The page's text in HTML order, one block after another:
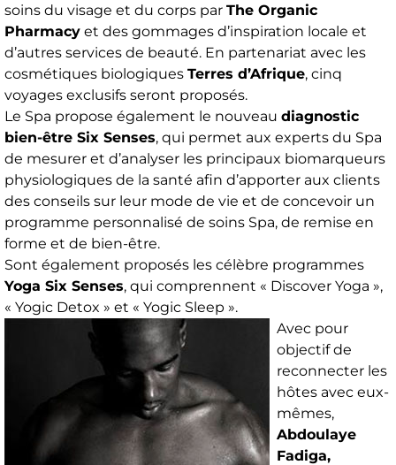
soins du visage et du corps par The Organic
Pharmacy et des gommages d’inspiration locale et
d’autres services de beauté. En partenariat avec les
cosmétiques biologiques Terres d’Afrique, cinq
voyages exclusifs seront proposés.
Le Spa propose également le nouveau diagnostic
bien-être Six Senses, qui permet aux experts du Spa
de mesurer et d’analyser les principaux biomarqueurs
physiologiques de la santé afin d’apporter aux clients
des conseils sur leur mode de vie et de concevoir un
programme personnalisé de soins Spa, de remise en
forme et de bien-être.
Sont également proposés les célèbre programmes
Yoga Six Senses, qui comprennent « Discover Yoga »,
« Yogic Detox » et « Yogic Sleep ».
Avec pour
objectif de
reconnecter les
hôtes avec eux-
mêmes,
Abdoulaye
Fadiga,